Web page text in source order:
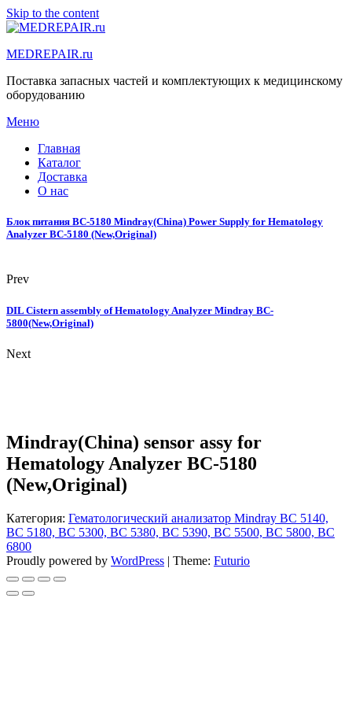
Skip to the content
MEDREPAIR.ru
Поставка запасных частей и комплектующих к медицинскому
оборудованию
Меню
Главная
Каталог
Доставка
О нас
Блок питания BC-5180 Mindray(China) Power Supply for Hematology
Analyzer BC-5180 (New,Original)
Prev
DIL Cistern assembly of Hematology Analyzer Mindray BC-
5800(New,Original)
Next
Mindray(China) sensor assy for
Hematology Analyzer BC-5180
(New,Original)
Категория: Гематологический анализатор Mindray BC 5140,
BC 5180, BC 5300, BC 5380, BC 5390, BC 5500, BC 5800, BC
6800
Proudly powered by WordPress | Theme: Futurio